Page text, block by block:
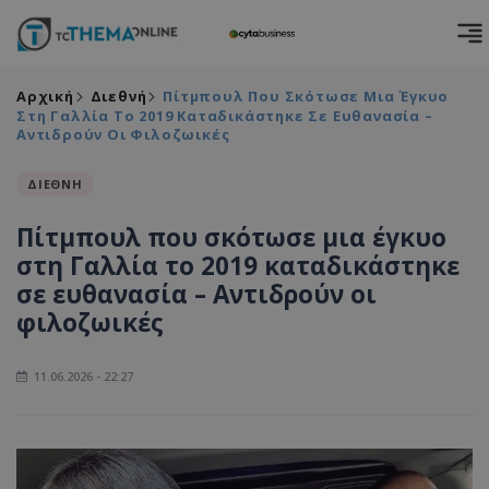
Αρχική Διεθνή
Πίτμπουλ Που Σκότωσε Μια Έγκυο
Στη Γαλλία Το 2019 Καταδικάστηκε Σε Ευθανασία –
Αντιδρούν Οι Φιλοζωικές
ΔΙΕΘΝΗ
Πίτμπουλ που σκότωσε μια έγκυο
στη Γαλλία το 2019 καταδικάστηκε
σε ευθανασία – Αντιδρούν οι
φιλοζωικές
11.06.2026 - 22:27